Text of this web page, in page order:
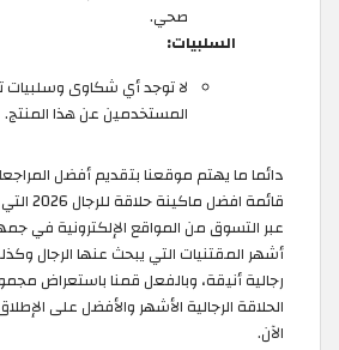
صحي.
السلبيات:
لا توجد أي شكاوى وسلبيات
المستخدمين عن هذا المنتج.
دائما ما يهتم موقعنا بتقديم أفضل
قائمة
عبر التسوق من المواقع الإلكترونية في
أشهر المقتنيات التي يبحث عنها الرجال
رجالية أنيقة، وبالفعل قمنا باستعراض
الحلاقة الرجالية الأشهر والأفضل على
الآن.